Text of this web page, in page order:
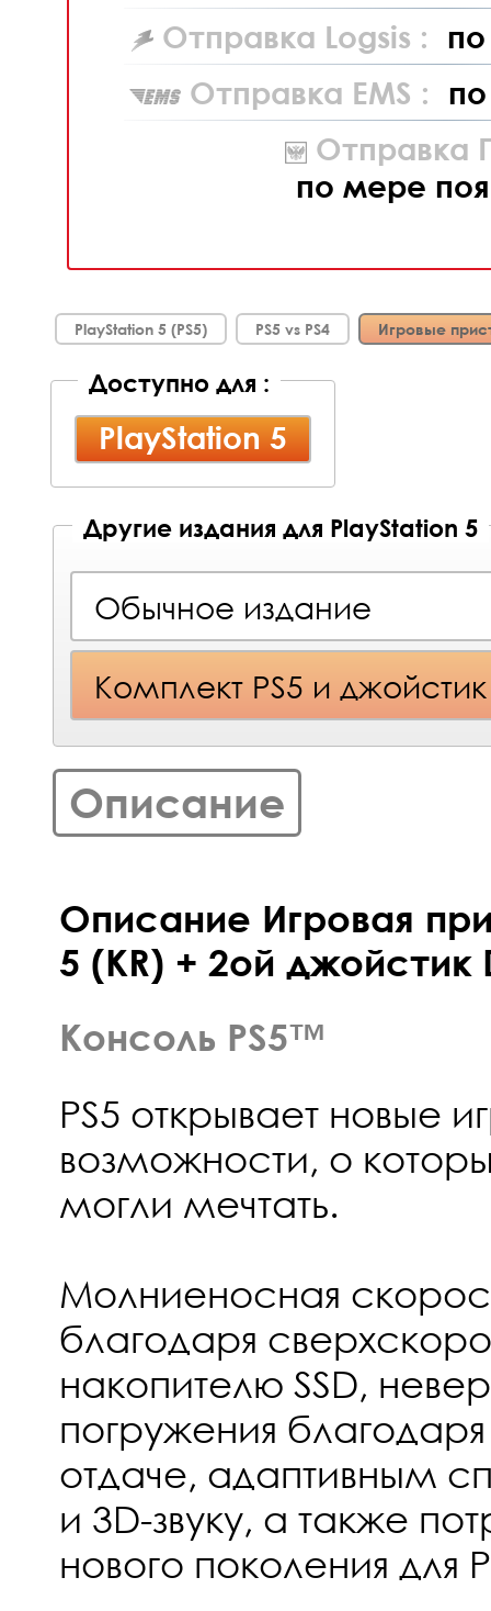
Отправка Logsis :
Отправка EMS :
Отправка
по мере
PlayStation 5 (PS5) PS5 vs PS4 Игровые
Доступно для :
PlayStation 5
Другие издания для PlayStation 5
Обычное издание
Комплект PS5 и джойстик
Описание
Описание Игровая
5 (KR) + 2ой джойстик
Консоль PS5™
PS5 открывает новые
возможности, о
могли мечтать.
Молниеносная
благодаря
накопителю SSD,
погружения благодаря
отдаче, адаптивным
и 3D-звуку, а также
нового поколения для